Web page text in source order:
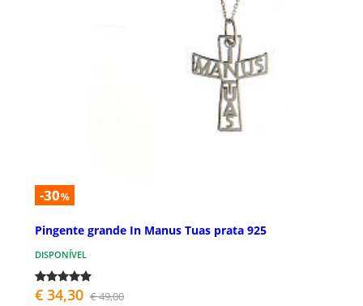
-30%
Pingente grande In Manus Tuas prata 925
DISPONÍVEL
€ 34,30 € 49,00